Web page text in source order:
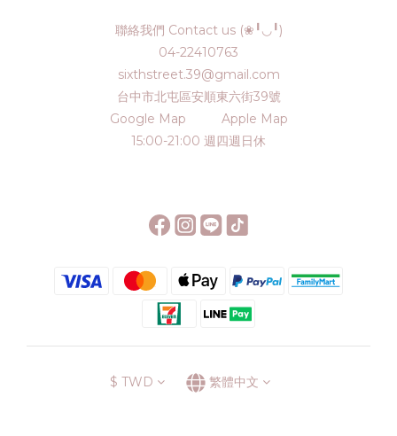
聯絡我們 Contact us (❀╹◡╹)
04-22410763
sixthstreet.39@gmail.com
台中市北屯區安順東六街39號
Google Map
Apple Map
15:00-21:00 週四週日休
$ TWD 繁體中文